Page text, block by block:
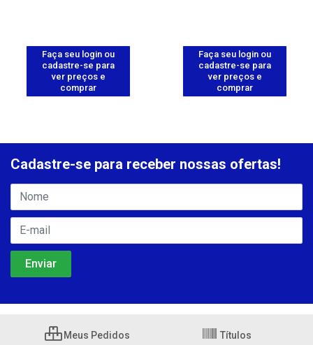
Faça seu login ou
cadastre-se para
ver preços e
comprar
Faça seu login ou
cadastre-se para
ver preços e
comprar
Cadastre-se para receber nossas ofertas!
Meus Pedidos Títulos